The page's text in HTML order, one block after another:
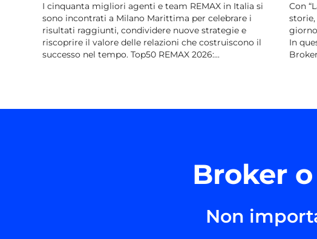
I cinquanta migliori agenti e team REMAX in Italia si
sono incontrati a Milano Marittima per celebrare i
risultati raggiunti, condividere nuove strategie e
riscoprire il valore delle relazioni che costruiscono il
successo nel tempo. Top50 REMAX 2026:...
Con
In
Broker
Non